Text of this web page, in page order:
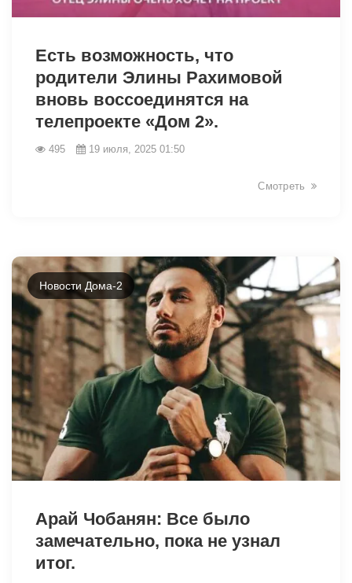
Есть возможность, что
родители Элины Рахимовой
вновь воссоединятся на
телепроекте «Дом 2».
495 19 июля, 2025 01:50
Смотреть
Новости Дома-2
Арай Чобанян: Все было
замечательно, пока не узнал
итог.